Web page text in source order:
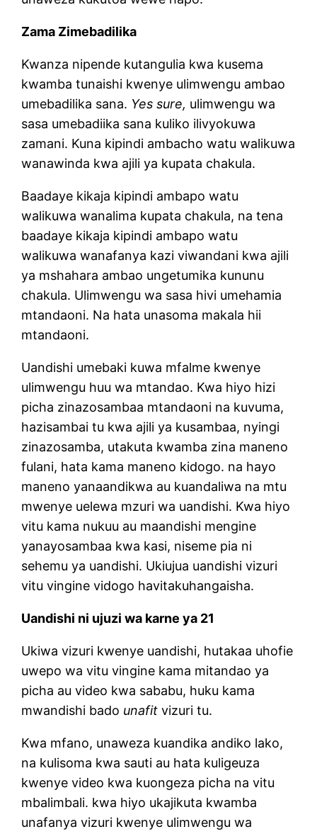
Zama Zimebadilika
Kwanza nipende kutangulia kwa kusema
kwamba tunaishi kwenye ulimwengu ambao
umebadilika sana. Yes sure, ulimwengu wa
sasa umebadiika sana kuliko ilivyokuwa
zamani. Kuna kipindi ambacho watu walikuwa
wanawinda kwa ajili ya kupata chakula.
Baadaye kikaja kipindi ambapo watu
walikuwa wanalima kupata chakula, na tena
baadaye kikaja kipindi ambapo watu
walikuwa wanafanya kazi viwandani kwa ajili
ya mshahara ambao ungetumika kununu
chakula. Ulimwengu wa sasa hivi umehamia
mtandaoni. Na hata unasoma makala hii
mtandaoni.
Uandishi umebaki kuwa mfalme kwenye
ulimwengu huu wa mtandao. Kwa hiyo hizi
picha zinazosambaa mtandaoni na kuvuma,
hazisambai tu kwa ajili ya kusambaa, nyingi
zinazosamba, utakuta kwamba zina maneno
fulani, hata kama maneno kidogo. na hayo
maneno yanaandikwa au kuandaliwa na mtu
mwenye uelewa mzuri wa uandishi. Kwa hiyo
vitu kama nukuu au maandishi mengine
yanayosambaa kwa kasi, niseme pia ni
sehemu ya uandishi. Ukiujua uandishi vizuri
vitu vingine vidogo havitakuhangaisha.
Uandishi ni ujuzi wa karne ya 21
Ukiwa vizuri kwenye uandishi, hutakaa uhofie
uwepo wa vitu vingine kama mitandao ya
picha au video kwa sababu, huku kama
mwandishi bado unafit vizuri tu.
Kwa mfano, unaweza kuandika andiko lako,
na kulisoma kwa sauti au hata kuligeuza
kwenye video kwa kuongeza picha na vitu
mbalimbali. kwa hiyo ukajikuta kwamba
unafanya vizuri kwenye ulimwengu wa